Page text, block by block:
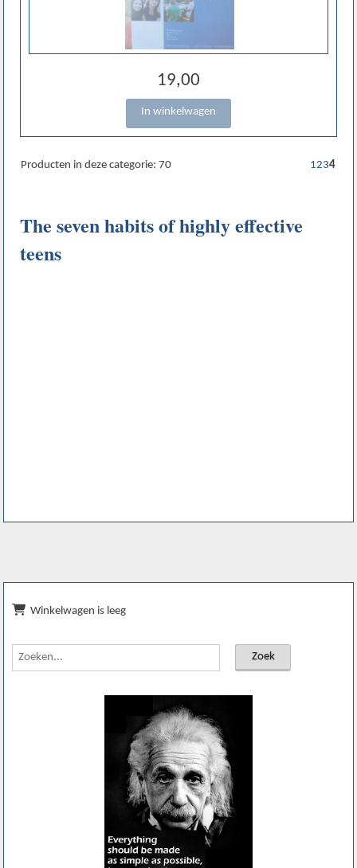
19,00
Producten in deze categorie: 70 1234
The seven habits of highly effective
teens
Winkelwagen is leeg